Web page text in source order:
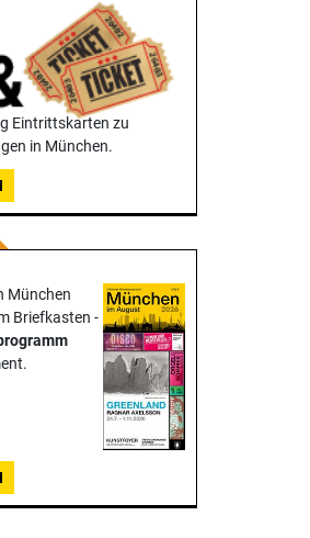
Eintrittskarten zu
in München.
München
Briefkasten -